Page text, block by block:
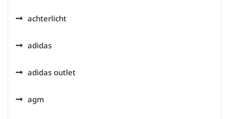
achterlicht
adidas
adidas outlet
agm